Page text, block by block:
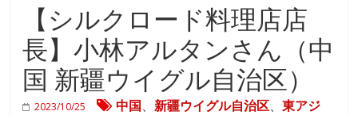
【シルクロード料理店店
長】小林アルタンさん（中
国 新疆ウイグル自治区）
2023/10/25 中国、新疆ウイグル自治区、東アジ